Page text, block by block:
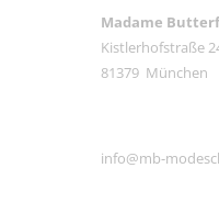
Madame
Kistlerhofstraße
81379 München
info@mb-